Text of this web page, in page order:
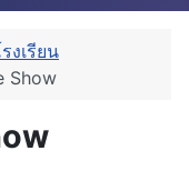
for results.
งเรียน
Show